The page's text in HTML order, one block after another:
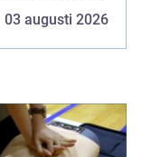
03 augusti 2026